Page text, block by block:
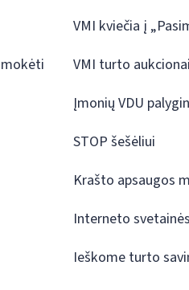
VMI kviečia į
VMI turto aukcionai
Įmonių VDU
STOP šešėliui
Krašto apsaugos
Interneto
Ieškome turto